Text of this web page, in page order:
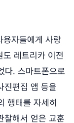
용자들에게 사랑
레트리카 이전
다. 스마트폰으로
진편집 앱 등을
행태를 자세히
찰해서 얻은 교훈